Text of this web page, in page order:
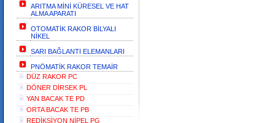
ARITMA MİNİ KÜRESEL VE HAT
ALMA APARATI
OTOMATİK RAKOR BİLYALI
NİKEL
SARI BAĞLANTI ELEMANLARI
PNÖMATİK RAKOR TEMAİR
DÜZ RAKOR PC
DÖNER DİRSEK PL
YAN BACAK TE PD
ORTA BACAK TE PB
REDİKSİYON NİPEL PG